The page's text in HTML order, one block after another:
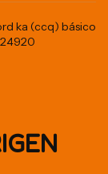
ka (ccq) básico